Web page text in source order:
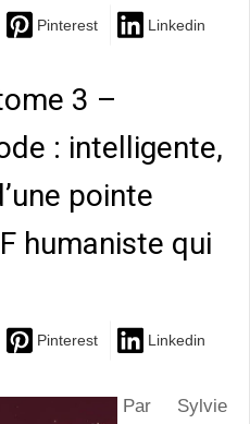
Pinterest Linkedin
3 –
: intelligente,
pointe
humaniste qui
Pinterest Linkedin
Par Sylvie